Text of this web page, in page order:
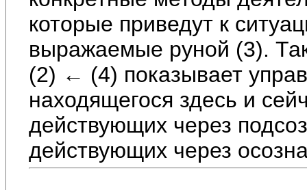
которые приведут к
выражаемые руной (3).
(2) ← (4) показывает
находящегося здесь и
действующих через
действующих через